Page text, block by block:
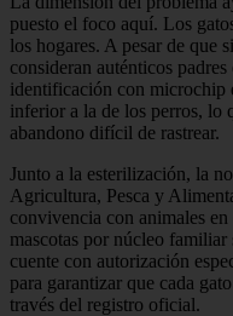
puesto el foco aquí. Los
los hogares. A pesar de que
consideran auténticos
identificación con microchip
inferior a la de los perros, lo
abandono difícil de rastrear.
Junto a la esterilización, la
Agricultura, Pesca y
convivencia con animales
mascotas por núcleo familiar
cuente con autorización
para garantizar que cada
través del registro oficial.